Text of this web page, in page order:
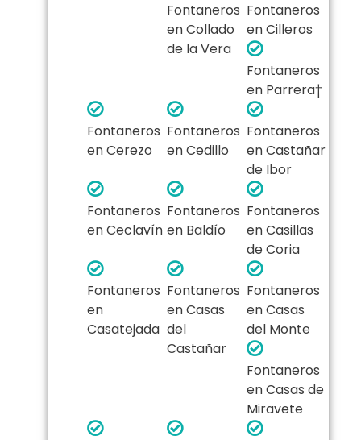
Fontaneros
en Collado
de la Vera
Fontaneros
en Cilleros
Fontaneros
en Parrera†
Fontaneros
en Cerezo
Fontaneros
en Cedillo
Fontaneros
en Castañar
de Ibor
Fontaneros
en Ceclavín
Fontaneros
en Baldío
Fontaneros
en Casillas
de Coria
Fontaneros
en
Casatejada
Fontaneros
en Casas
del
Castañar
Fontaneros
en Casas
del Monte
Fontaneros
en Casas de
Miravete